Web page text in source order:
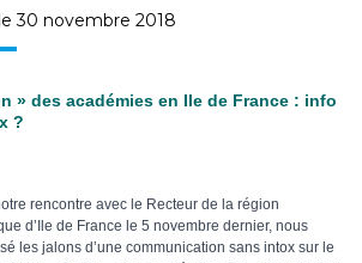
30 novembre 2018
» des académies en Ile de France : info
?
rencontre avec le Recteur de la région
d’Ile de France le 5 novembre dernier, nous
les jalons d’une communication sans intox sur le